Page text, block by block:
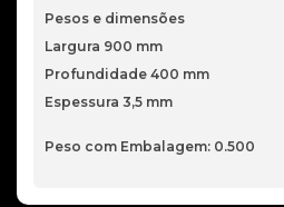
Pesos e dimensões
Largura 900 mm
Profundidade 400 mm
Espessura 3,5 mm
Peso com Embalagem: 0.500